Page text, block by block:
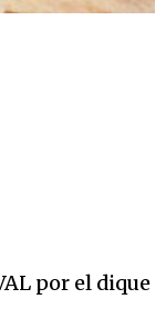
por el dique